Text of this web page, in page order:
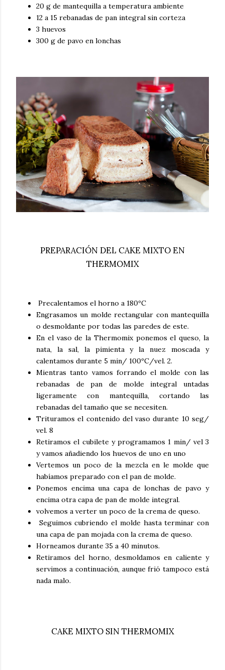
20 g de mantequilla a temperatura ambiente
12 a 15 rebanadas de pan integral sin corteza
3 huevos
300 g de pavo en lonchas
PREPARACIÓN DEL CAKE MIXTO EN
THERMOMIX
Precalentamos el horno a 180ºC
Engrasamos un molde rectangular con mantequilla
o desmoldante por todas las paredes de este.
En el vaso de la Thermomix ponemos el queso, la
nata, la sal, la pimienta y la nuez moscada y
calentamos durante 5 min/ 100ºC/vel. 2.
Mientras tanto vamos forrando el molde con las
rebanadas de pan de molde integral untadas
ligeramente con mantequilla, cortando las
rebanadas del tamaño que se necesiten.
Trituramos el contenido del vaso durante 10 seg/
vel. 8
Retiramos el cubilete y programamos 1 min/ vel 3
y vamos añadiendo los huevos de uno en uno
Vertemos un poco de la mezcla en le molde que
habíamos preparado con el pan de molde.
Ponemos encima una capa de lonchas de pavo y
encima otra capa de pan de molde integral.
volvemos a verter un poco de la crema de queso.
Seguimos cubriendo el molde hasta terminar con
una capa de pan mojada con la crema de queso.
Horneamos durante 35 a 40 minutos.
Retiramos del horno, desmoldamos en caliente y
servimos a continuación, aunque frió tampoco está
nada malo.
CAKE MIXTO SIN THERMOMIX